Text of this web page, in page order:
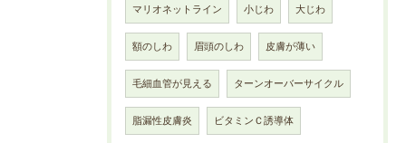
マリオネットライン 小じわ 大じわ
額のしわ 眉頭のしわ 皮膚が薄い
毛細血管が見える ターンオーバーサイクル
脂漏性皮膚炎 ビタミンＣ誘導体